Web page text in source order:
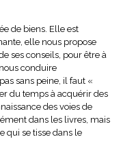
de biens. Elle est
elle nous propose
ses conseils, pour être à
conduire
sans peine, il faut «
du temps à acquérir des
des voies de
dans les livres, mais
qui se tisse dans le